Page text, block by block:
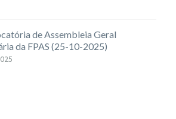
de Assembleia Geral
da FPAS (25-10-2025)